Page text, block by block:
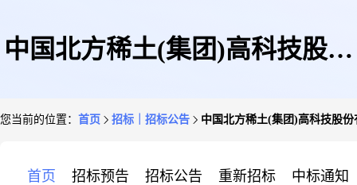
中国北方稀土(集团)高科技股份
您当前的位置： 首页 招标｜招标公告 中国北方稀土(集团)高科技股
首页 招标预告 招标公告 重新招标 中标通知